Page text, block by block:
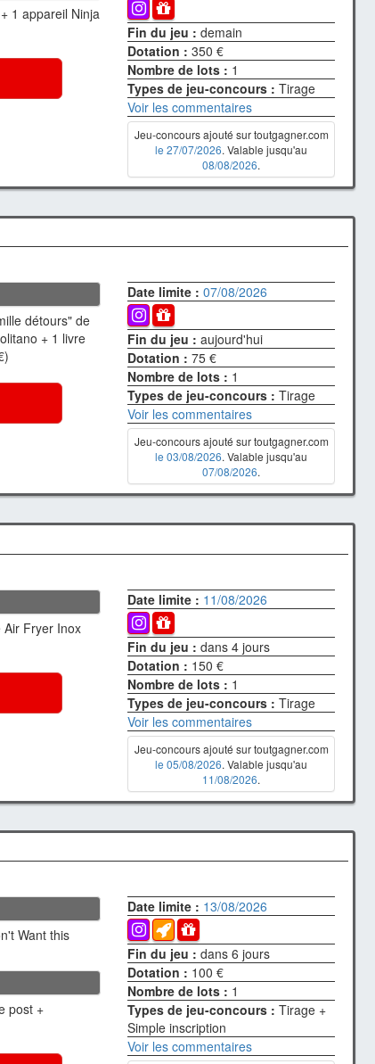
1 appareil Ninja
Fin du jeu :demain
Dotation :350 €
Nombre de lots : 1
Types de jeu-concours :Tirage
Voir les commentaires
Jeu-concours ajouté sur toutgagner.com
le 27/07/2026. Valable jusqu'au
08/08/2026.
détours" de
+ 1 livre
Date limite :07/08/2026
Fin du jeu :aujourd'hui
Dotation :75 €
Nombre de lots : 1
Types de jeu-concours :Tirage
Voir les commentaires
Jeu-concours ajouté sur toutgagner.com
le 03/08/2026. Valable jusqu'au
07/08/2026.
Air Fryer Inox
Date limite : 11/08/2026
Fin du jeu :dans 4 jours
Dotation : 150 €
Nombre de lots : 1
Types de jeu-concours :Tirage
Voir les commentaires
Jeu-concours ajouté sur toutgagner.com
le 05/08/2026. Valable jusqu'au
11/08/2026.
Want this
post +
Date limite : 13/08/2026
Fin du jeu :dans 6 jours
Dotation : 100 €
Nombre de lots : 1
Types de jeu-concours :Tirage +
Simple inscription
Voir les commentaires